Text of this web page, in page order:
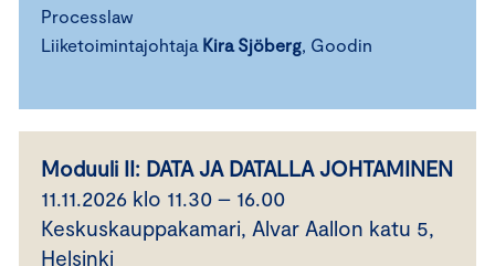
Processlaw
Liiketoimintajohtaja Kira Sjöberg, Goodin
Moduuli II: DATA JA DATALLA JOHTAMINEN
11.11.2026 klo 11.30 – 16.00
Keskuskauppakamari, Alvar Aallon katu 5,
Helsinki